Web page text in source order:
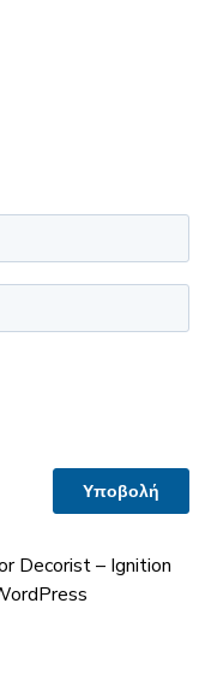
Decorist – Ignition